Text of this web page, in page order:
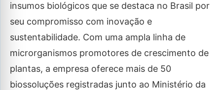
insumos biológicos que se destaca no Brasil por
seu compromisso com inovação e
sustentabilidade. Com uma ampla linha de
microrganismos promotores de crescimento de
plantas, a empresa oferece mais de 50
biossoluções registradas junto ao Ministério da